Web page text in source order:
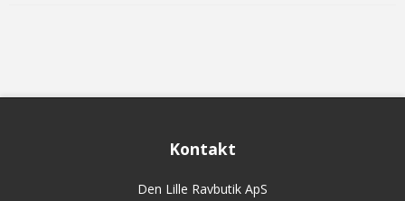
Kontakt
Den Lille Ravbutik ApS